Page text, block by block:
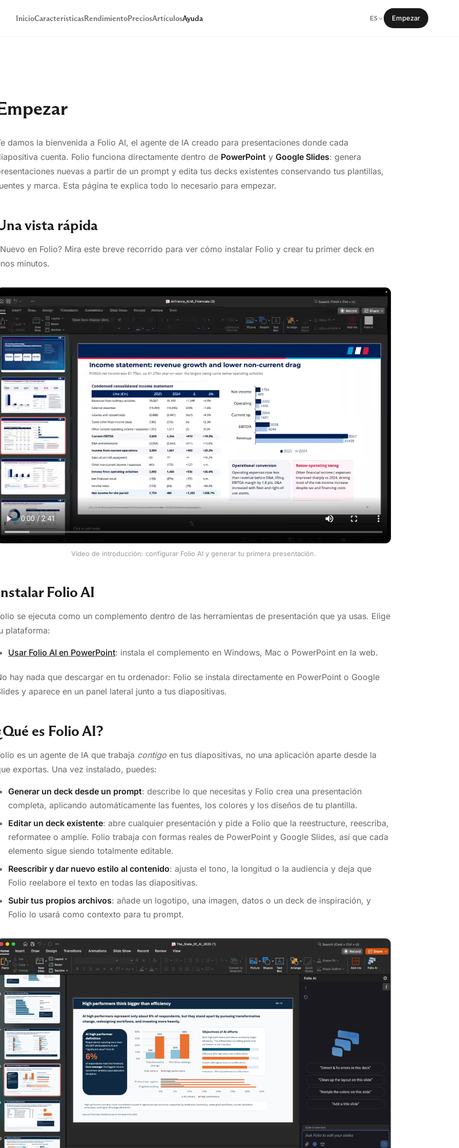
InicioCaracterísticasRendimientoPreciosArtículosAyuda ES Empezar
damos la bienvenida a Folio AI, el agente de IA creado para presentaciones donde cada
cuenta. Folio funciona directamente dentro de PowerPoint y Google Slides: genera
nuevas a partir de un prompt y edita tus decks existentes conservando tus plantillas,
y marca. Esta página te explica todo lo necesario para empezar.
vista rápida
en Folio? Mira este breve recorrido para ver cómo instalar Folio y crear tu primer deck en
minutos.
Vídeo de introducción: configurar Folio AI y generar tu primera presentación.
Folio AI
se ejecuta como un complemento dentro de las herramientas de presentación que ya usas. Elige
plataforma:
Usar Folio AI en PowerPoint: instala el complemento en Windows, Mac o PowerPoint en la web.
hay nada que descargar en tu ordenador: Folio se instala directamente en PowerPoint o Google
y aparece en un panel lateral junto a tus diapositivas.
es Folio AI?
es un agente de IA que trabaja contigo en tus diapositivas, no una aplicación aparte desde la
exportas. Una vez instalado, puedes:
Generar un deck desde un prompt: describe lo que necesitas y Folio crea una presentación
completa, aplicando automáticamente las fuentes, los colores y los diseños de tu plantilla.
Editar un deck existente: abre cualquier presentación y pide a Folio que la reestructure, reescriba,
reformatee o amplíe. Folio trabaja con formas reales de PowerPoint y Google Slides, así que cada
elemento sigue siendo totalmente editable.
Reescribir y dar nuevo estilo al contenido: ajusta el tono, la longitud o la audiencia y deja que
Folio reelabore el texto en todas las diapositivas.
Subir tus propios archivos: añade un logotipo, una imagen, datos o un deck de inspiración, y
Folio lo usará como contexto para tu prompt.